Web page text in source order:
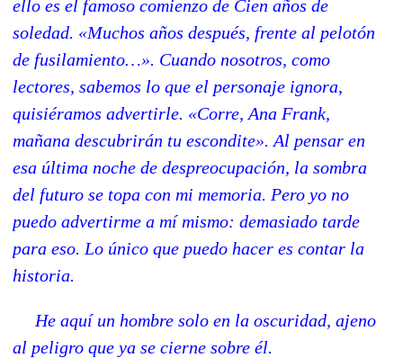
ello es el famoso comienzo de Cien años de
soledad. «Muchos años después, frente al pelotón
de fusilamiento…». Cuando nosotros, como
lectores, sabemos lo que el personaje ignora,
quisiéramos advertirle. «Corre, Ana Frank,
mañana descubrirán tu escondite». Al pensar en
esa última noche de despreocupación, la sombra
del futuro se topa con mi memoria. Pero yo no
puedo advertirme a mí mismo: demasiado tarde
para eso. Lo único que puedo hacer es contar la
historia.
He aquí un hombre solo en la oscuridad, ajeno
al peligro que ya se cierne sobre él.